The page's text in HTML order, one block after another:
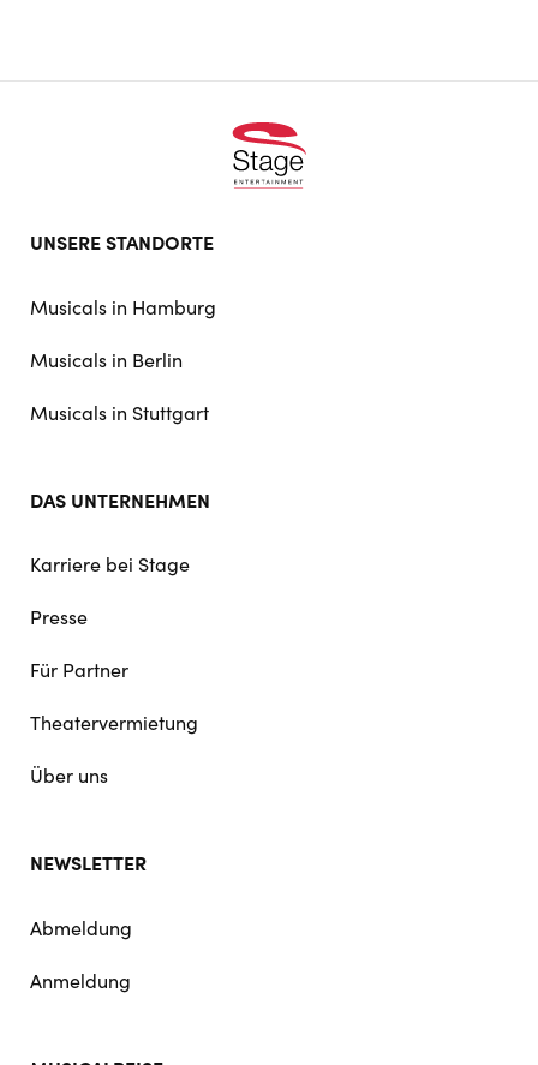
UNSERE STANDORTE
Musicals in Hamburg
Musicals in Berlin
Musicals in Stuttgart
DAS UNTERNEHMEN
Karriere bei Stage
Presse
Für Partner
Theatervermietung
Über uns
NEWSLETTER
Abmeldung
Anmeldung